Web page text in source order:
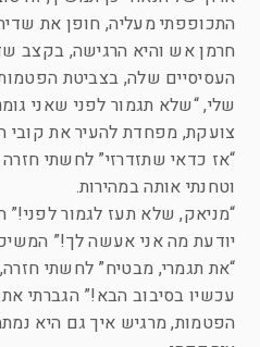
התכופפתי מעליה, חופן את שדיה
חרמן אש והיא הרגישה, בקצב
העסיסיים שלה, בצביטת
שלי, “שלא תגמור לפני שאני
צועקת, מפחדת להעיר את קובי
“אז כדאי שתזדרזי” לחשתי
וטחנתי אותה במהירות.
“מניאק, שלא תעז לגמור לפני!”
יודעת מה אני אעשה לך!”
“את תגמרי, מבטיח” לחשתי
עכשיו בסיבוב הבא!” הגברתי
הפטמות, מרגיש איך גם היא